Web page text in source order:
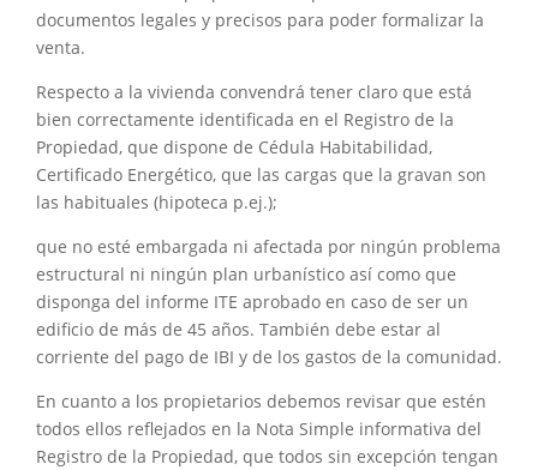
documentos legales y precisos para poder formalizar la
venta.
Respecto a la vivienda convendrá tener claro que está
bien correctamente identificada en el Registro de la
Propiedad, que dispone de Cédula Habitabilidad,
Certificado Energético, que las cargas que la gravan son
las habituales (hipoteca p.ej.);
que no esté embargada ni afectada por ningún problema
estructural ni ningún plan urbanístico así como que
disponga del informe ITE aprobado en caso de ser un
edificio de más de 45 años. También debe estar al
corriente del pago de IBI y de los gastos de la comunidad.
En cuanto a los propietarios debemos revisar que estén
todos ellos reflejados en la Nota Simple informativa del
Registro de la Propiedad, que todos sin excepción tengan